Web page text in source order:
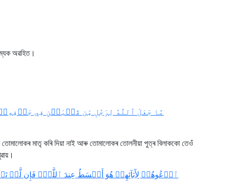
অৱহিত।
مَّا جَعَلَ ٱللَّهُ لِرَجُلٖ مِّن قَلۡبَيۡنِ فِي
মাতৃ কৰি দিয়া নাই আৰু তোমালোকৰ তোলনীয়া পুত্ৰ বিলাককো তেওঁ
ٱدۡعُوهُمۡ لِأٓبَآئِهِمۡ هُوَ أَقۡسَطُ عِندَ ٱللَّهِۚ فَإِن لَّمۡ